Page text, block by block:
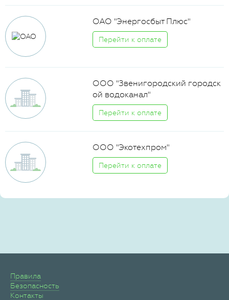
ОАО "Энергосбыт Плюс"
Перейти к оплате
ООО "Звенигородский городск
ой водоканал"
Перейти к оплате
ООО "Экотехпром"
Перейти к оплате
Правила
Безопасность
Контакты